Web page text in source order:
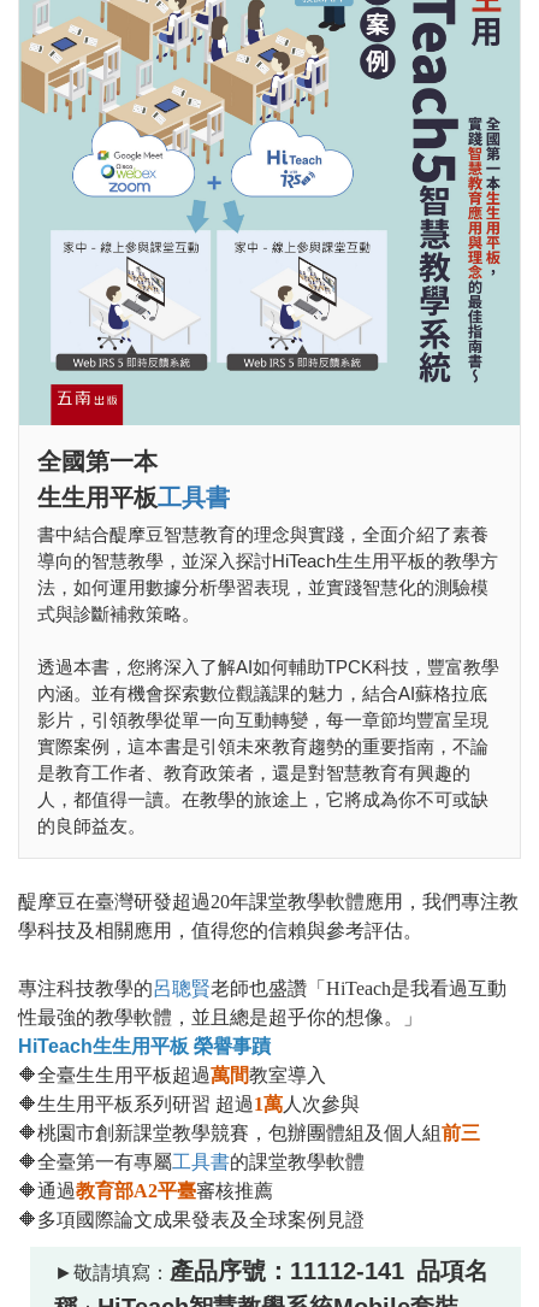
全國第一本
生生用平板工具書
書中結合醍摩豆智慧教育的理念與實踐，全面介紹了素養
導向的智慧教學，並深入探討HiTeach生生用平板的教學方
法，如何運用數據分析學習表現，並實踐智慧化的測驗模
式與診斷補救策略。
透過本書，您將深入了解AI如何輔助TPCK科技，豐富教學
內涵。並有機會探索數位觀議課的魅力，結合AI蘇格拉底
影片，引領教學從單一向互動轉變，每一章節均豐富呈現
實際案例，這本書是引領未來教育趨勢的重要指南，不論
是教育工作者、教育政策者，還是對智慧教育有興趣的
人，都值得一讀。在教學的旅途上，它將成為你不可或缺
的良師益友。
醍摩豆在臺灣研發超過20年課堂教學軟體應用，我們專注教
學科技及相關應用，值得您的信賴與參考評估。
專注科技教學的呂聰賢老師也盛讚「HiTeach是我看過互動
性最強的教學軟體，並且總是超乎你的想像。」
HiTeach生生用平板 榮譽事蹟
🔶全臺生生用平板超過萬間教室導入
🔶生生用平板系列研習 超過1萬 人次參與
🔶桃園市創新課堂教學競賽，包辦團體組及個人組前三
🔶全臺第一有專屬工具書的課堂教學軟體
🔶通過教育部A2平臺審核推薦
🔶多項國際論文成果發表及全球案例見證
►敬請填寫： 產品序號： 11112-141 品項名